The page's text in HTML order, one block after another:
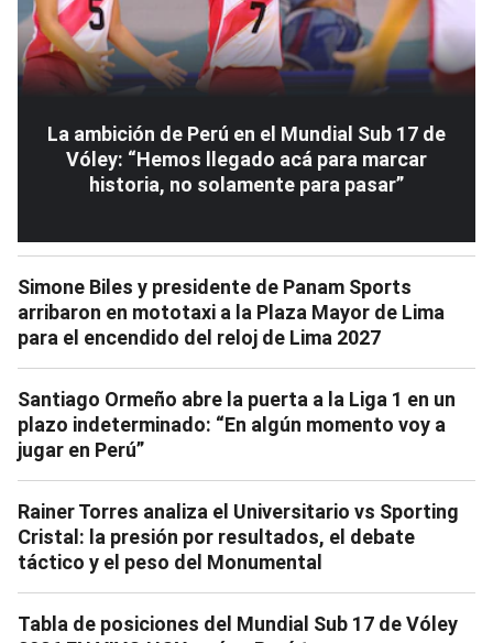
La ambición de Perú en el Mundial Sub 17 de
Vóley: “Hemos llegado acá para marcar
historia, no solamente para pasar”
Simone Biles y presidente de Panam Sports
arribaron en mototaxi a la Plaza Mayor de Lima
para el encendido del reloj de Lima 2027
Santiago Ormeño abre la puerta a la Liga 1 en un
plazo indeterminado: “En algún momento voy a
jugar en Perú”
Rainer Torres analiza el Universitario vs Sporting
Cristal: la presión por resultados, el debate
táctico y el peso del Monumental
Tabla de posiciones del Mundial Sub 17 de Vóley